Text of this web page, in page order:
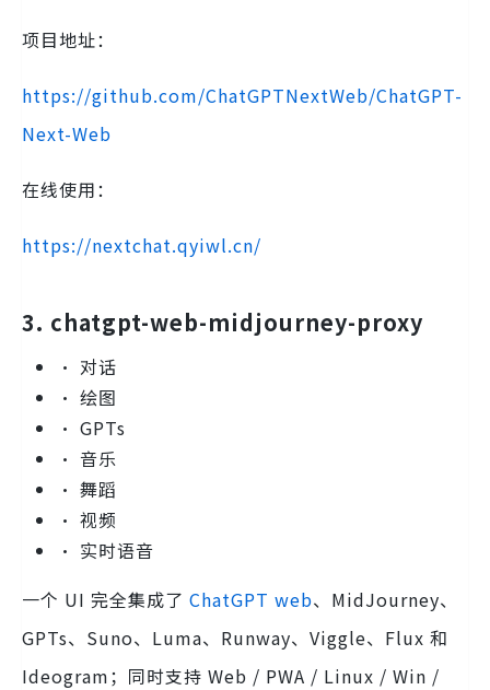
项目地址：
https://github.com/ChatGPTNextWeb/ChatGPT-
Next-Web
在线使用：
https://nextchat.qyiwl.cn/
3. chatgpt-web-midjourney-proxy
• 对话
• 绘图
• GPTs
• 音乐
• 舞蹈
• 视频
• 实时语音
一个 UI 完全集成了 ChatGPT web、MidJourney、
GPTs、Suno、Luma、Runway、Viggle、Flux 和
Ideogram；同时支持 Web / PWA / Linux / Win /